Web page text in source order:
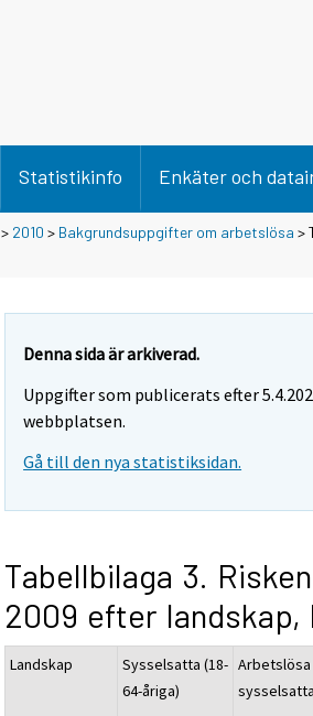
Statistikinfo Enkäter och
> 2010 > Bakgrundsuppgifter om arbetslösa >
Denna sida är arkiverad.
Uppgifter som publicerats efter
webbplatsen.
Gå till den nya statistiksidan.
Tabellbilaga 3.
2009 efter landskap,
Landskap
Sysselsatta (18-
64-åriga)
Arbetslösa